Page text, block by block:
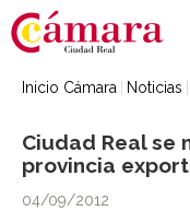
Inicio Cámara Noticias
Ciudad Real se
provincia
04/09/2012